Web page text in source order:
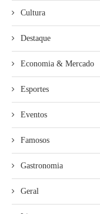
Cultura
Destaque
Economia & Mercado
Esportes
Eventos
Famosos
Gastronomia
Geral